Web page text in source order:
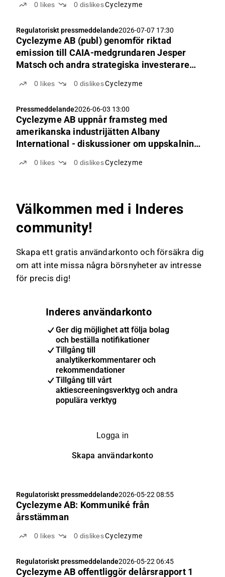
0 likes 0 dislikesCyclezyme
Regulatoriskt pressmeddelande2026-07-07 17:30
Cyclezyme AB (publ) genomför riktad
emission till CAIA-medgrundaren Jesper
Matsch och andra strategiska investerare
0 likes 0 dislikesCyclezyme
Pressmeddelande2026-06-03 13:00
Cyclezyme AB uppnår framsteg med
amerikanska industrijätten Albany
International - diskussioner om uppskalning
0 likes 0 dislikesCyclezyme
Välkommen med i Inderes
community!
Skapa ett gratis användarkonto och försäkra dig
om att inte missa några börsnyheter av intresse
för precis dig!
Inderes användarkonto
Ger dig möjlighet att följa bolag
och beställa notifikationer
Tillgång till
analytikerkommentarer och
rekommendationer
Tillgång till vårt
aktiescreeningsverktyg och andra
populära verktyg
Logga in
Skapa användarkonto
Regulatoriskt pressmeddelande2026-05-22 08:55
Cyclezyme AB: Kommuniké från
årsstämman
0 likes 0 dislikesCyclezyme
Regulatoriskt pressmeddelande2026-05-22 06:45
Cyclezyme AB offentliggör delårsrapport 1